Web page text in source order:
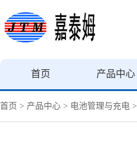
首页 产品中心
首页 > 产品中心 > 电池管理与充电 >